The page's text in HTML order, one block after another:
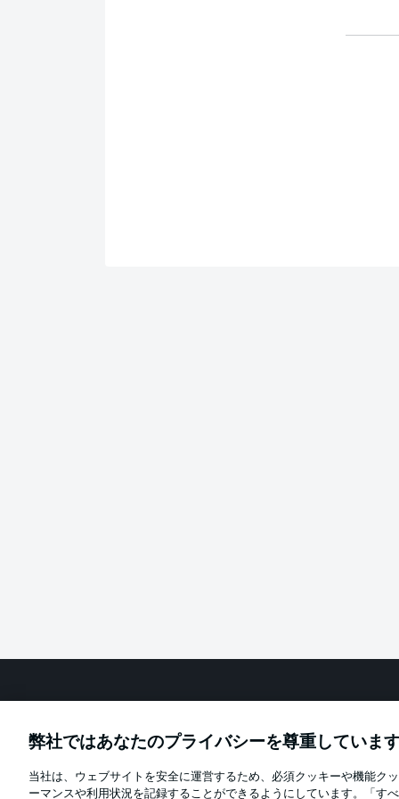
Football as it's meant to be
Official Partners
弊社ではあなたのプライバシーを尊重していま
当社は、ウェブサイトを安全に運営するため、必須クッキーや機能ク
ーマンスや利用状況を記録することができるようにしています。「す